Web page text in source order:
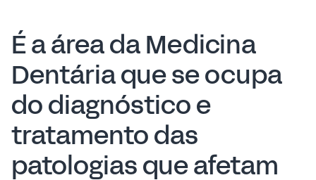
É a área da Medicina
Dentária que se ocupa
do diagnóstico e
tratamento das
patologias que afetam